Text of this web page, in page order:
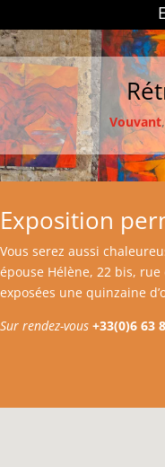
Vouvant
Exposition
Vous serez aussi
épouse Hélène, 22 bis, rue
exposées une quinzaine
Sur rendez-vous +33(0)6 63